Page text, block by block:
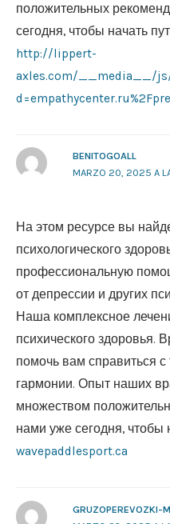
положительных
сегодня, чтобы начать
http://lippert-
axles.com/__media__/
BENITOGOALL
MARZO 20, 2025 A
На этом ресурсе вы
психологического
профессиональную
от депрессии и других
Наша комплексное
психического здоровья.
помочь вам справиться с
гармонии. Опыт наших
множеством
нами уже сегодня, чтобы
wavepaddlesport.ca
GRUZOPEREVOZKI-